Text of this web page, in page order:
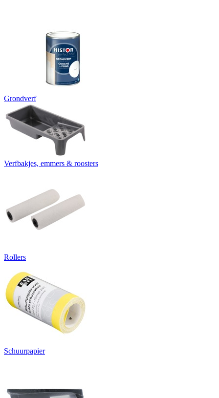
Grondverf
Verfbakjes, emmers & roosters
Rollers
Schuurpapier